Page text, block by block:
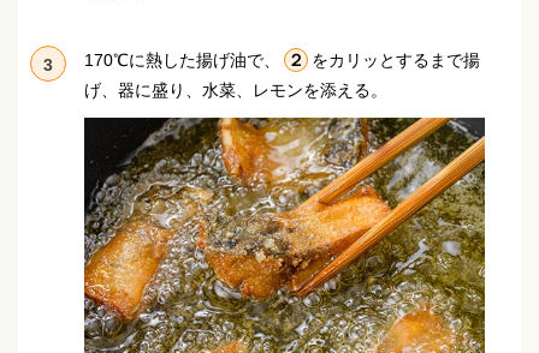
3 170℃に熱した揚げ油で、 ２
をカリッとするまで揚
げ、器に盛り、水菜、レモンを添える。